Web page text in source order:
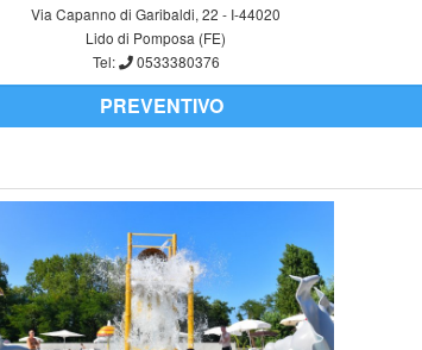
Via Capanno di Garibaldi, 22 - I-44020
Lido di Pomposa (FE)
Tel:
0533380376
PREVENTIVO